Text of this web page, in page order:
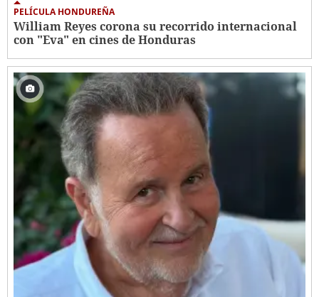
PELÍCULA HONDUREÑA
William Reyes corona su recorrido internacional
con "Eva" en cines de Honduras